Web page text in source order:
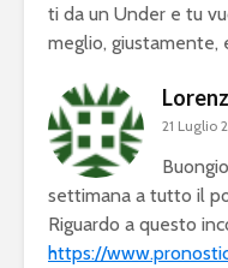
ti da un Under e tu
meglio, giustamente,
21 Luglio
settimana a tutto il
Riguardo a questo
https://